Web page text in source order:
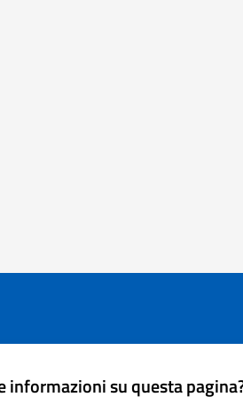
informazioni su questa